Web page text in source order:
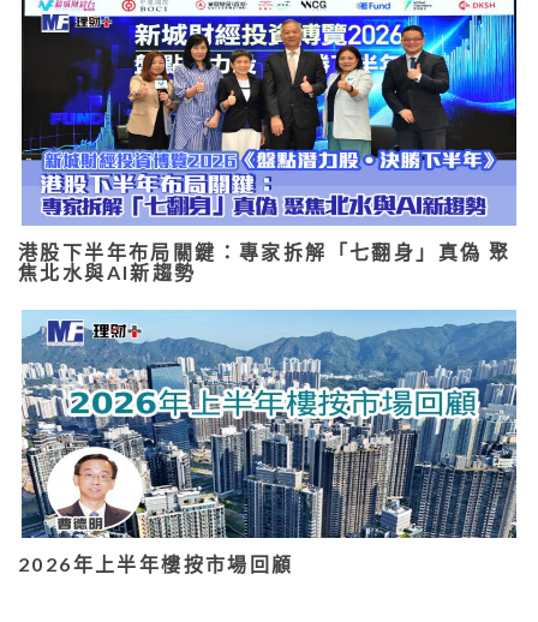
港股下半年布局關鍵：專家拆解「七翻身」真偽 聚
焦北水與AI新趨勢
2026年上半年樓按市場回顧